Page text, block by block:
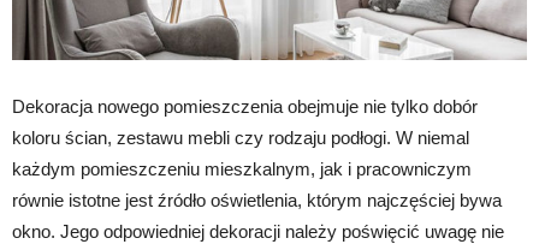
Dekoracja nowego pomieszczenia obejmuje nie tylko dobór
koloru ścian, zestawu mebli czy rodzaju podłogi. W niemal
każdym pomieszczeniu mieszkalnym, jak i pracowniczym
równie istotne jest źródło oświetlenia, którym najczęściej bywa
okno. Jego odpowiedniej dekoracji należy poświęcić uwagę nie